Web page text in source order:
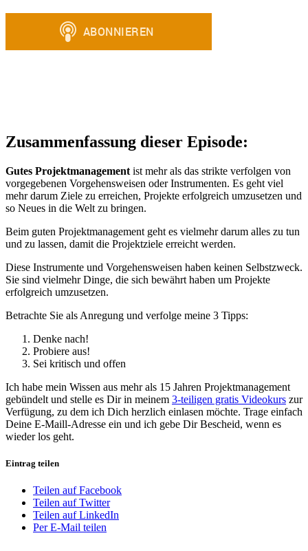
Zusammenfassung dieser Episode:
Gutes Projektmanagement ist mehr als das strikte verfolgen von
vorgegebenen Vorgehensweisen oder Instrumenten. Es geht viel
mehr darum Ziele zu erreichen, Projekte erfolgreich umzusetzen und
so Neues in die Welt zu bringen.
Beim guten Projektmanagement geht es vielmehr darum alles zu tun
und zu lassen, damit die Projektziele erreicht werden.
Diese Instrumente und Vorgehensweisen haben keinen Selbstzweck.
Sie sind vielmehr Dinge, die sich bewährt haben um Projekte
erfolgreich umzusetzen.
Betrachte Sie als Anregung und verfolge meine 3 Tipps:
Denke nach!
Probiere aus!
Sei kritisch und offen
Ich habe mein Wissen aus mehr als 15 Jahren Projektmanagement
gebündelt und stelle es Dir in meinem 3-teiligen gratis Videokurs zur
Verfügung, zu dem ich Dich herzlich einlasen möchte. Trage einfach
Deine E-Maill-Adresse ein und ich gebe Dir Bescheid, wenn es
wieder los geht.
Eintrag teilen
Teilen auf Facebook
Teilen auf Twitter
Teilen auf LinkedIn
Per E-Mail teilen